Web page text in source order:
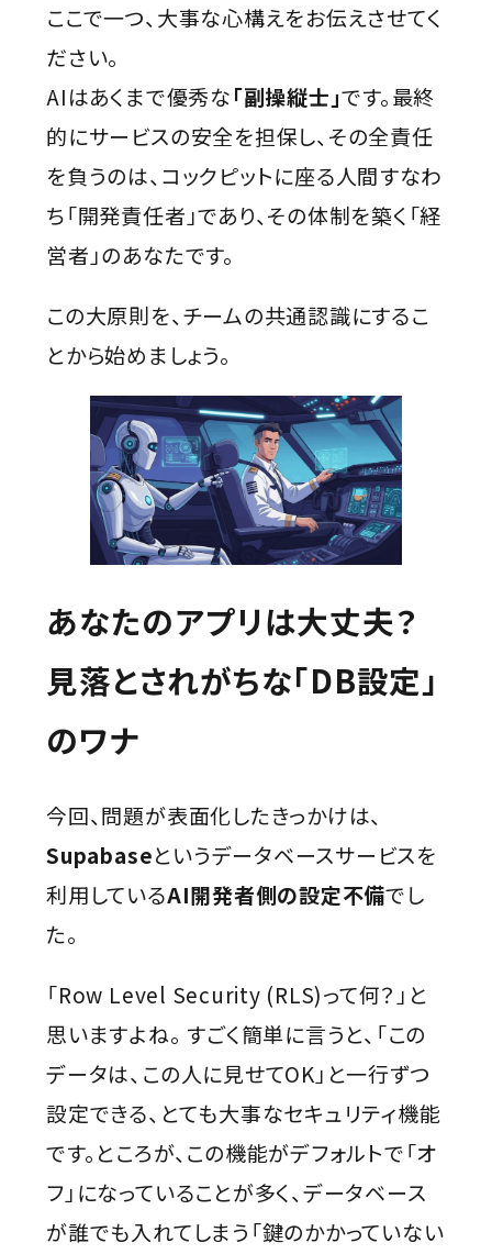
ここで一つ、大事な心構えをお伝えさせてく
ださい。
AIはあくまで優秀な「副操縦士」です。最終
的にサービスの安全を担保し、その全責任
を負うのは、コックピットに座る人間――すなわ
ち「開発責任者」であり、その体制を築く「経
営者」のあなたです。
この大原則を、チームの共通認識にするこ
とから始めましょう。
あなたのアプリは大丈夫？
見落とされがちな「DB設定」
のワナ
今回、問題が表面化したきっかけは、
Supabaseというデータベースサービスを
利用しているAI開発者側の設定不備でし
た。
「Row Level Security (RLS)って何？」と
思いますよね。 すごく簡単に言うと、「この
データは、この人に見せてOK」と一行ずつ
設定できる、とても大事なセキュリティ機能
です。ところが、この機能がデフォルトで「オ
フ」になっていることが多く、データベース
が誰でも入れてしまう「鍵のかかっていない